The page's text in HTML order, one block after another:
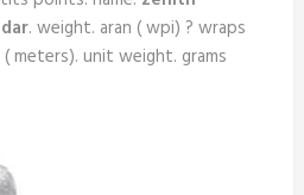
. weight. aran ( wpi) ? wraps
meters). unit weight. grams